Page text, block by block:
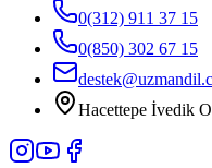
0(312) 911 37 15
0(850) 302 67 15
Hacettepe İvedik